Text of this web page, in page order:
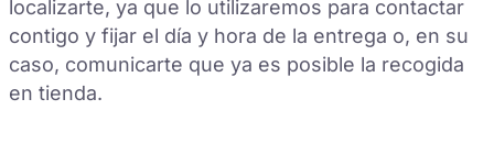
localizarte, ya que lo utilizaremos para contactar
contigo y fijar el día y hora de la entrega o, en su
caso, comunicarte que ya es posible la recogida
en tienda.